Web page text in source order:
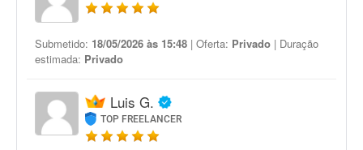
Submetido: 18/05/2026 às 15:48 | Oferta: Privado | Duração
estimada: Privado
Luis G.
TOP FREELANCER